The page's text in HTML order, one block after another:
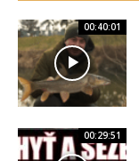
00:40:01
00:29:51